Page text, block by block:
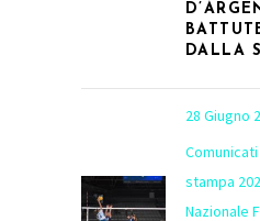
DALLA
28 Giugno
stampa
Nazionale